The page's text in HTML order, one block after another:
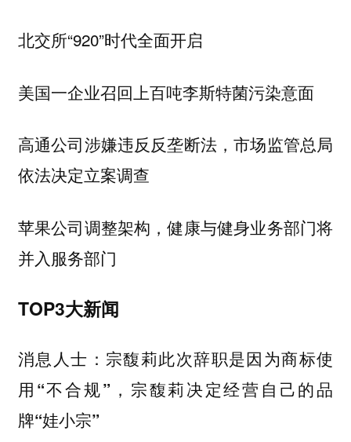
北交所“920”时代全面开启
美国一企业召回上百吨李斯特菌污染意面
高通公司涉嫌违反反垄断法，市场监管总局
依法决定立案调查
苹果公司调整架构，健康与健身业务部门将
并入服务部门
TOP3大新闻
消息人士：宗馥莉此次辞职是因为商标使
用“不合规”，宗馥莉决定经营自己的品
牌“娃小宗”